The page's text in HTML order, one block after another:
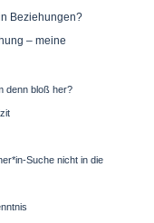
Beziehungen?
– meine
denn bloß her?
Suche nicht in die